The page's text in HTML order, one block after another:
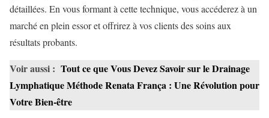
détaillées. En vous formant à cette technique, vous accéderez à un
marché en plein essor et offrirez à vos clients des soins aux
résultats probants.
Voir aussi : Tout ce que Vous Devez Savoir sur le Drainage
Lymphatique Méthode Renata França : Une Révolution pour
Votre Bien-être